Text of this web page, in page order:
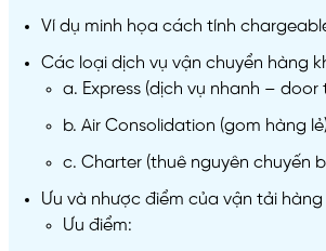
Ví dụ minh họa cách tính
Các loại dịch vụ vận chuyển hàng
a. Express (dịch vụ nhanh – door
b. Air Consolidation (gom hàng
c. Charter (thuê nguyên chuyến
Ưu và nhược điểm của vận tải
Ưu điểm: